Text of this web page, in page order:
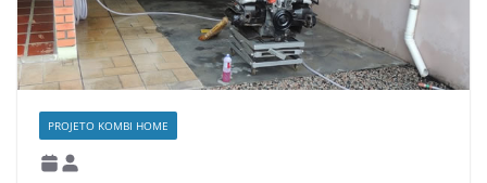
PROJETO KOMBI HOME